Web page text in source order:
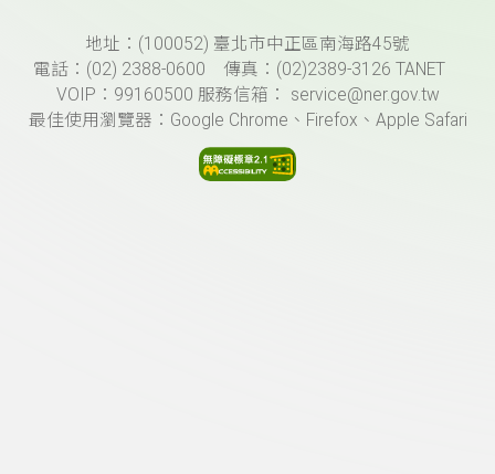
頁尾資訊地址：(100052) 臺北市中正區南海路45號
電話：(02) 2388-0600 傳真：(02)2389-3126 TANET
VOIP：99160500 服務信箱： service@ner.gov.tw
最佳使用瀏覽器：Google Chrome、Firefox、Apple Safari